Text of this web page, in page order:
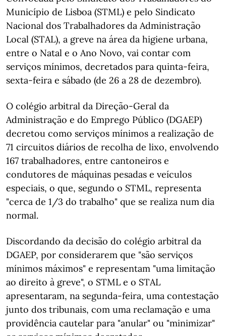
Município de Lisboa (STML) e pelo Sindicato
Nacional dos Trabalhadores da Administração
Local (STAL), a greve na área da higiene urbana,
entre o Natal e o Ano Novo, vai contar com
serviços mínimos, decretados para quinta-feira,
sexta-feira e sábado (de 26 a 28 de dezembro).
O colégio arbitral da Direção-Geral da
Administração e do Emprego Público (DGAEP)
decretou como serviços mínimos a realização de
71 circuitos diários de recolha de lixo, envolvendo
167 trabalhadores, entre cantoneiros e
condutores de máquinas pesadas e veículos
especiais, o que, segundo o STML, representa
"cerca de 1/3 do trabalho" que se realiza num dia
normal.
Discordando da decisão do colégio arbitral da
DGAEP, por considerarem que "são serviços
mínimos máximos" e representam "uma limitação
ao direito à greve", o STML e o STAL
apresentaram, na segunda-feira, uma contestação
junto dos tribunais, com uma reclamação e uma
providência cautelar para "anular" ou "minimizar"